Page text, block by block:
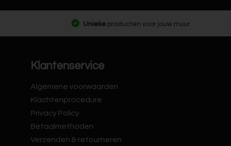
Unieke producten voor jouw muur
Klantenservice
Algemene voorwaarden
Klachtenprocedure
Privacy Policy
Betaalmethoden
Verzenden & retourneren